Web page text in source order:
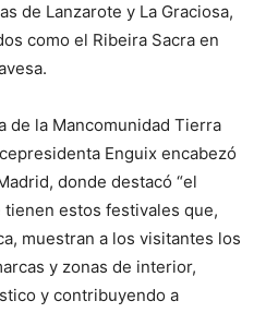
de Lanzarote y La Graciosa,
como el Ribeira Sacra en
de la Mancomunidad Tierra
Enguix encabezó
donde destacó “el
estos festivales que,
muestran a los visitantes los
y zonas de interior,
y contribuyendo a